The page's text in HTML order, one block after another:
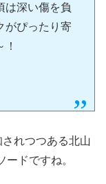
は深い傷を負
がぴったり寄
されつつある北山
ドですね。